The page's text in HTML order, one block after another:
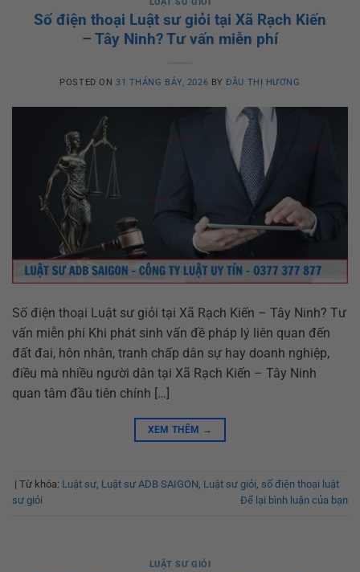
Số điện thoại Luật sư giỏi tại Xã Rạch Kiến
– Tây Ninh? Tư vấn miễn phí
POSTED ON 31 THÁNG BẢY, 2026 BYĐẬU THỊ HƯƠNG
Số điện thoại Luật sư giỏi tại Xã Rạch Kiến – Tây Ninh? Tư
vấn miễn phí Khi phát sinh vấn đề pháp lý liên quan đến
đất đai, hôn nhân, tranh chấp dân sự hay doanh nghiệp,
điều mà nhiều người dân tại Xã Rạch Kiến – Tây Ninh
quan tâm đầu tiên chính […]
XEM THÊM →
| Từ khóa: Luật sư Luật sư ADB SAIGON Luật sư giỏi số điện thoại luật
sư giỏi
Để lại bình luận của bạn
LUẬT SƯ GIỎI